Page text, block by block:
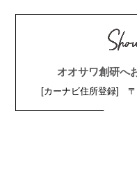
オオサワ創研へ
[カーナビ住所登録] 〒